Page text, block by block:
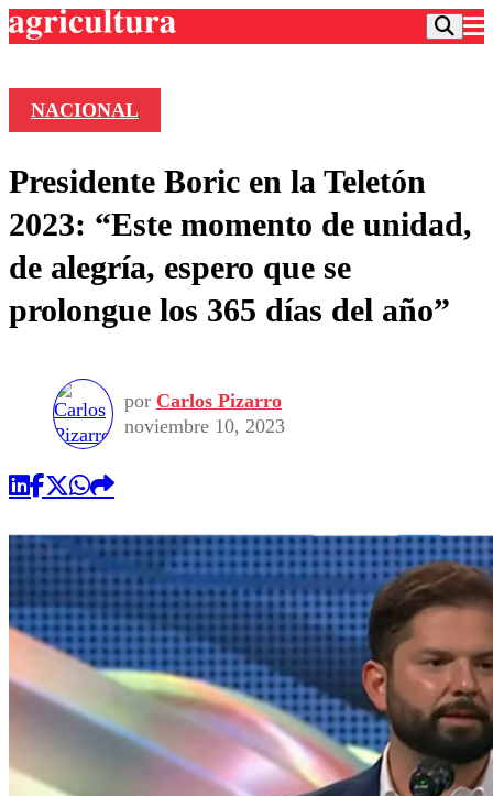
Frecuencias
Agricultura TV
Deportes
Colo Colo
Motor
Torneo Internacional
Torneo Nacional
Entretención
Noticias
Internacional
Nacional
Vida Social
Programas
Comercial
NACIONAL
Presidente Boric en la Teletón
2023: “Este momento de unidad,
de alegría, espero que se
prolongue los 365 días del año”
por Carlos Pizarro
noviembre 10, 2023